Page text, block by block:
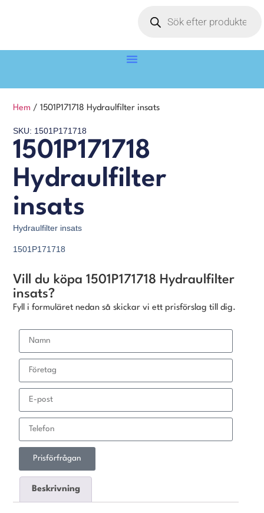
Hem / 1501P171718 Hydraulfilter insats
SKU: 1501P171718
1501P171718
Hydraulfilter
insats
Hydraulfilter insats
1501P171718
Vill du köpa 1501P171718 Hydraulfilter
insats?
Fyll i formuläret nedan så skickar vi ett prisförslag till dig.
Prisförfrågan
Beskrivning